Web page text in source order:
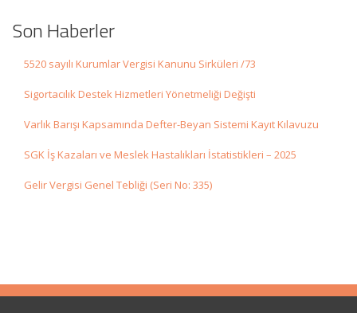
Son Haberler
5520 sayılı Kurumlar Vergisi Kanunu Sirküleri /73
Sigortacılık Destek Hizmetleri Yönetmeliği Değişti
Varlık Barışı Kapsamında Defter-Beyan Sistemi Kayıt Kılavuzu
SGK İş Kazaları ve Meslek Hastalıkları İstatistikleri – 2025
Gelir Vergisi Genel Tebliği (Seri No: 335)